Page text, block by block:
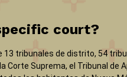
court?
13 tribunales de distrito, 54
Corte Suprema, el Tribunal